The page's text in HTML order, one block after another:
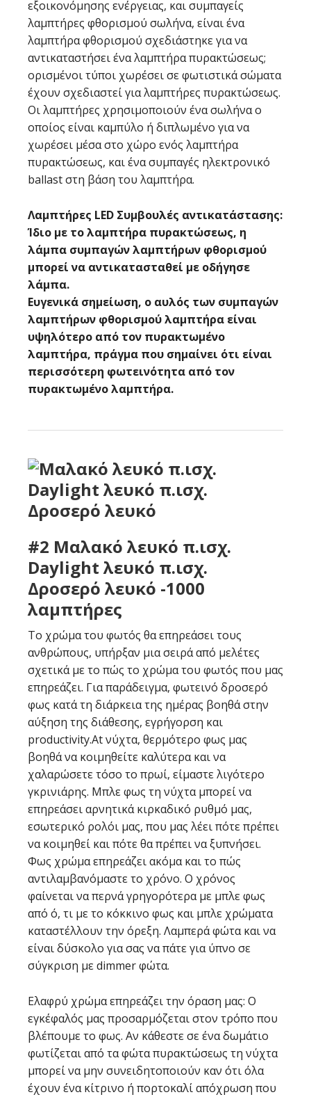
εξοικονόμησης ενέργειας, και συμπαγείς
λαμπτήρες φθορισμού σωλήνα, είναι ένα
λαμπτήρα φθορισμού σχεδιάστηκε για να
αντικαταστήσει ένα λαμπτήρα πυρακτώσεως;
ορισμένοι τύποι χωρέσει σε φωτιστικά σώματα
έχουν σχεδιαστεί για λαμπτήρες πυρακτώσεως.
Οι λαμπτήρες χρησιμοποιούν ένα σωλήνα ο
οποίος είναι καμπύλο ή διπλωμένο για να
χωρέσει μέσα στο χώρο ενός λαμπτήρα
πυρακτώσεως, και ένα συμπαγές ηλεκτρονικό
ballast στη βάση του λαμπτήρα.
Λαμπτήρες LED Συμβουλές αντικατάστασης:
Ίδιο με το λαμπτήρα πυρακτώσεως, η
λάμπα συμπαγών λαμπτήρων φθορισμού
μπορεί να αντικατασταθεί με οδήγησε
λάμπα.
Ευγενικά σημείωση, ο αυλός των συμπαγών
λαμπτήρων φθορισμού λαμπτήρα είναι
υψηλότερο από τον πυρακτωμένο
λαμπτήρα, πράγμα που σημαίνει ότι είναι
περισσότερη φωτεινότητα από τον
πυρακτωμένο λαμπτήρα.
#2 Μαλακό λευκό π.ισχ.
Daylight λευκό π.ισχ.
Δροσερό λευκό -1000
λαμπτήρες
Το χρώμα του φωτός θα επηρεάσει τους
ανθρώπους, υπήρξαν μια σειρά από μελέτες
σχετικά με το πώς το χρώμα του φωτός που μας
επηρεάζει. Για παράδειγμα, φωτεινό δροσερό
φως κατά τη διάρκεια της ημέρας βοηθά στην
αύξηση της διάθεσης, εγρήγορση και
productivity.At νύχτα, θερμότερο φως μας
βοηθά να κοιμηθείτε καλύτερα και να
χαλαρώσετε τόσο το πρωί, είμαστε λιγότερο
γκρινιάρης. Μπλε φως τη νύχτα μπορεί να
επηρεάσει αρνητικά κιρκαδικό ρυθμό μας,
εσωτερικό ρολόι μας, που μας λέει πότε πρέπει
να κοιμηθεί και πότε θα πρέπει να ξυπνήσει.
Φως χρώμα επηρεάζει ακόμα και το πώς
αντιλαμβανόμαστε το χρόνο. Ο χρόνος
φαίνεται να περνά γρηγορότερα με μπλε φως
από ό, τι με το κόκκινο φως και μπλε χρώματα
καταστέλλουν την όρεξη. Λαμπερά φώτα και να
είναι δύσκολο για σας να πάτε για ύπνο σε
σύγκριση με dimmer φώτα.
Ελαφρύ χρώμα επηρεάζει την όραση μας: Ο
εγκέφαλός μας προσαρμόζεται στον τρόπο που
βλέπουμε το φως. Αν κάθεστε σε ένα δωμάτιο
φωτίζεται από τα φώτα πυρακτώσεως τη νύχτα
μπορεί να μην συνειδητοποιούν καν ότι όλα
έχουν ένα κίτρινο ή πορτοκαλί απόχρωση που